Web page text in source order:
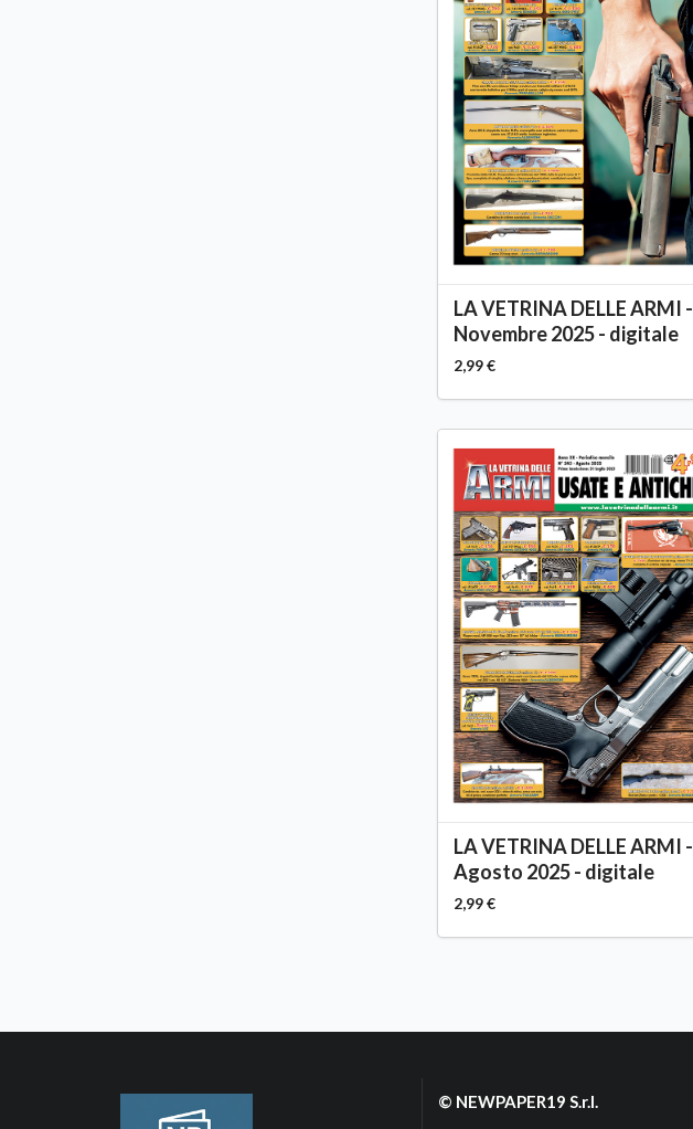
LA VETRINA DELLE ARMI -
Novembre 2025 - digitale
2,99 €
LA VETRINA DELLE ARMI -
Agosto 2025 - digitale
2,99 €
© NEWPAPER19 S.r.l.